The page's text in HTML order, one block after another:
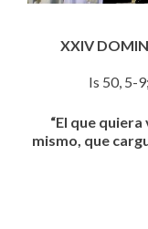
XXIV
Is 50, 5-
“El que
mismo, que